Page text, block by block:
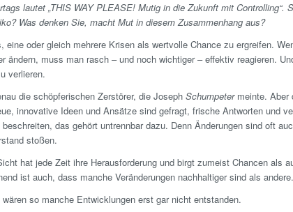
lautet „THIS WAY PLEASE! Mutig in die Zukunft mit Controlling“.
Was denken Sie, macht Mut in diesem Zusammenhang aus?
eine oder gleich mehrere Krisen als wertvolle Chance zu ergreifen.
ändern, muss man rasch – und noch wichtiger – effektiv reagieren.
verlieren.
die schöpferischen Zerstörer, die Joseph Schumpetermeinte. Aber
innovative Ideen und Ansätze sind gefragt, frische Antworten und
das gehört untrennbar dazu. Denn Änderungen sind oft
stoßen.
hat jede Zeit ihre Herausforderung und birgt zumeist Chancen als
ist auch, dass manche Veränderungen nachhaltiger sind als andere.
so manche Entwicklungen erst gar nicht entstanden.